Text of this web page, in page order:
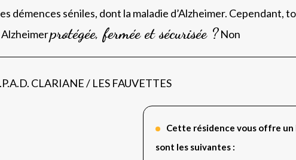
démences séniles, dont la maladie d’Alzheimer. Cependant,
Alzheimerprotégée, fermée et sécurisée ? Non
CLARIANE / LES FAUVETTES
Cette résidence vous offre
sont les suivantes :